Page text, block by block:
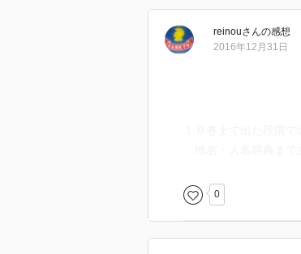
reinouさんの感想
2016年12月31日
0